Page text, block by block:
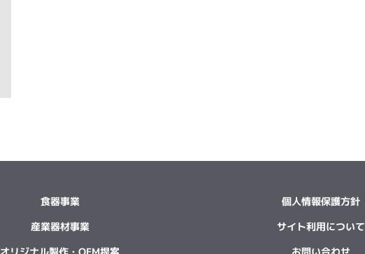
食器事業
産業器材事業
オリジナル製作・OEM提案
個人情報保護方針
サイト利用について
お問い合わせ